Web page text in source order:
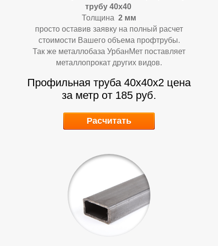
Р
трубу 40х40
Толщина 2 мм
просто оставив заявку на полный расчет
стоимости Вашего объема профтрубы.
Так же металлобаза УрбанМет поставляет
металлопрокат других видов.
Профильная труба 40х40х2 цена
за метр от 185 руб.
Расчитать
Р